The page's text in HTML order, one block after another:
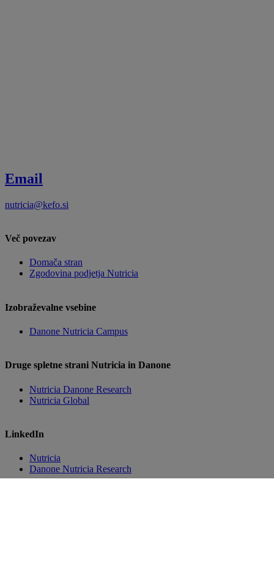
Email
nutricia@kefo.si
Več povezav
Domača stran
Zgodovina podjetja Nutricia
Izobraževalne vsebine
Danone Nutricia Campus
Druge spletne strani Nutricia in Danone
Nutricia Danone Research
Nutricia Global
LinkedIn
Nutricia
Danone Nutricia Research